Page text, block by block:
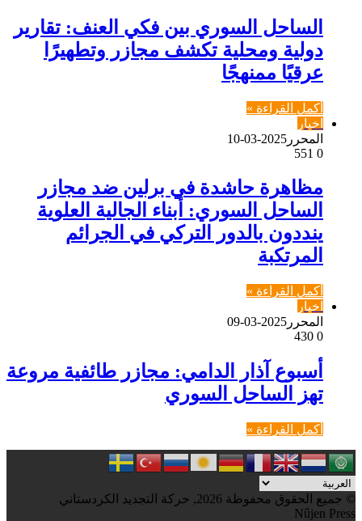
الساحل السوري بين فكي العنف: تقارير
دولية ومحلية تكشف مجازر وتطهيرًا
عرقيًا ممنهجًا
أكمل القراءة »
اخبار
المحرر 2025-03-10
0
مظاهرة حاشدة في برلين ضد مجازر
الساحل السوري: أبناء الجالية العلوية
ينددون بالدور التركي في الجرائم
المرتكبة
أكمل القراءة »
اخبار
المحرر 2025-03-09
0
أسبوع آذار الدامي: مجازر طائفية مروعة
تهز الساحل السوري
أكمل القراءة »
© جميع الحقوق محفوظة 2026, حركة التجديد الكردستاني
Nûjen Press